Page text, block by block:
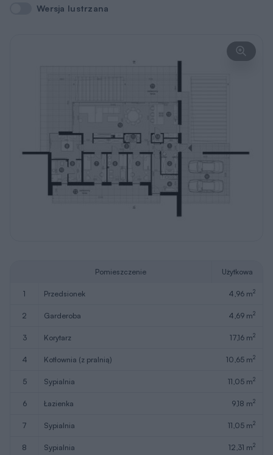
Wersja lustrzana
Wersja lustrzana
Pomieszczenie Użytkowa
1 przedsionek 4,96 m2
2 garderoba 4,69 m2
3 korytarz 17,16 m2
4 kotłownia (z pralnią) 10,65 m2
5 sypialnia 11,05 m2
6 łazienka 9,18 m2
7 sypialnia 11,05 m2
8 sypialnia 12,31 m2